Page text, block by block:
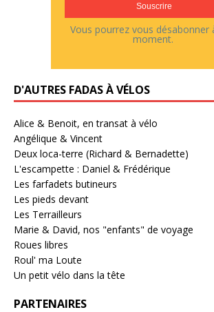
Vous pourrez vous désabonner
moment.
D'AUTRES FADAS À VÉLOS
Alice & Benoit, en transat à vélo
Angélique & Vincent
Deux loca-terre (Richard & Bernadette)
L'escampette : Daniel & Frédérique
Les farfadets butineurs
Les pieds devant
Les Terrailleurs
Marie & David, nos "enfants" de voyage
Roues libres
Roul' ma Loute
Un petit vélo dans la tête
PARTENAIRES